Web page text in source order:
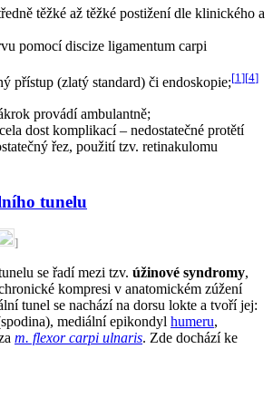
těžké až těžké postižení dle klinického a
pomocí discize ligamentum carpi
přístup (zlatý standard) či endoskopie;[1][4]
provádí ambulantně;
dost komplikací – nedostatečné protětí
řez, použití tzv. retinakulomu
tunelu
]
se řadí mezi tzv. úžinové syndromy,
kompresi v anatomickém zúžení
tunel se nachází na dorsu lokte a tvoří jej:
mediální epikondyl humeru,
m. flexor carpi ulnaris. Zde dochází ke